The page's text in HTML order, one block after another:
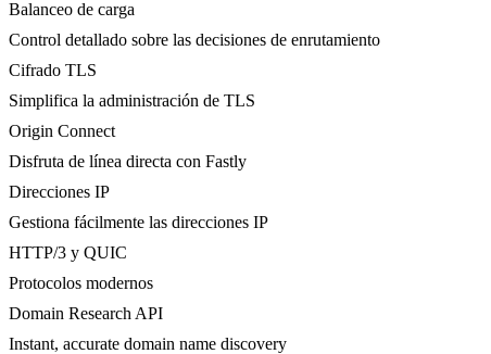
Balanceo de carga
Control detallado sobre las decisiones de enrutamiento
Cifrado TLS
Simplifica la administración de TLS
Origin Connect
Disfruta de línea directa con Fastly
Direcciones IP
Gestiona fácilmente las direcciones IP
HTTP/3 y QUIC
Protocolos modernos
Domain Research API
Instant, accurate domain name discovery